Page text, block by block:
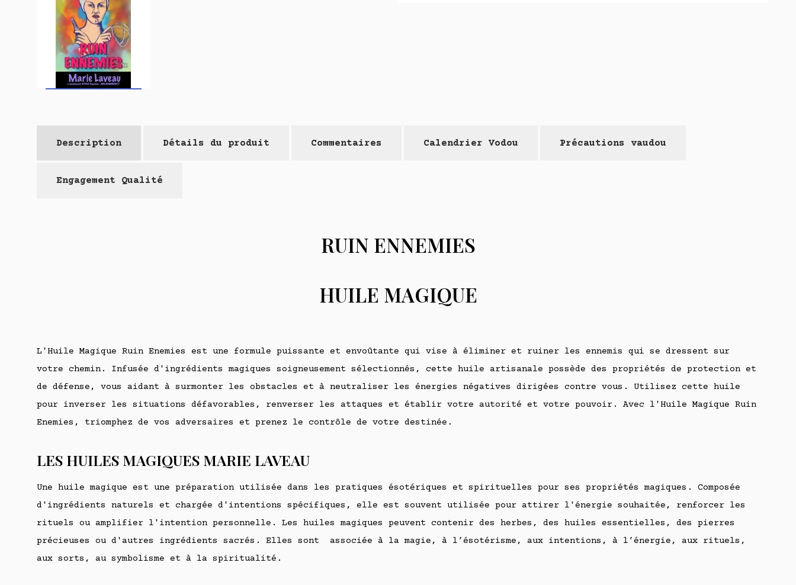
Description Détails du produit Commentaires Calendrier Vodou Précautions vaudou
Engagement Qualité
RUIN ENNEMIES
HUILE MAGIQUE
L'Huile Magique Ruin Enemies est une formule puissante et envoûtante qui vise à éliminer et ruiner les ennemis qui se dressent sur
votre chemin. Infusée d'ingrédients magiques soigneusement sélectionnés, cette huile artisanale possède des propriétés de protection et
de défense, vous aidant à surmonter les obstacles et à neutraliser les énergies négatives dirigées contre vous. Utilisez cette huile
pour inverser les situations défavorables, renverser les attaques et établir votre autorité et votre pouvoir. Avec l'Huile Magique Ruin
Enemies, triomphez de vos adversaires et prenez le contrôle de votre destinée.
LES HUILES MAGIQUES MARIE LAVEAU
Une huile magique est une préparation utilisée dans les pratiques ésotériques et spirituelles pour ses propriétés magiques. Composée
d'ingrédients naturels et chargée d'intentions spécifiques, elle est souvent utilisée pour attirer l'énergie souhaitée, renforcer les
rituels ou amplifier l'intention personnelle. Les huiles magiques peuvent contenir des herbes, des huiles essentielles, des pierres
précieuses ou d'autres ingrédients sacrés. Elles sont associée à la magie, à l’ésotérisme, aux intentions, à l’énergie, aux rituels,
aux sorts, au symbolisme et à la spiritualité.